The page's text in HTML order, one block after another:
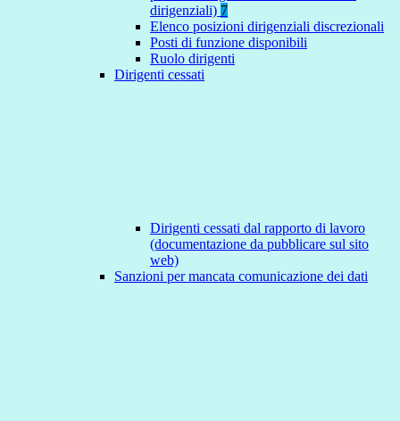
dirigenziali) 7
Elenco posizioni dirigenziali discrezionali
Posti di funzione disponibili
Ruolo dirigenti
Dirigenti cessati
Dirigenti cessati dal rapporto di lavoro
(documentazione da pubblicare sul sito
web)
Sanzioni per mancata comunicazione dei dati